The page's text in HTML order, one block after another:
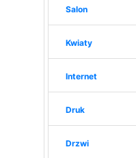
Salon
Kwiaty
Internet
Druk
Drzwi